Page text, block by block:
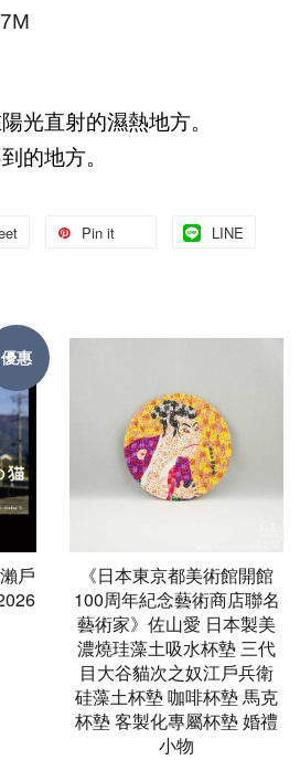
光直射的濕熱地方。
的地方。
Pin it LINE
優惠
戶
《日本東京都美術館開館
100周年紀念藝術商店聯名
藝術家》佐山愛 日本製美
濃燒珪藻土吸水杯墊 三代
目大谷貓次之奴江戶兵衛
硅藻土杯墊 咖啡杯墊 馬克
杯墊 客製化專屬杯墊 婚禮
小物